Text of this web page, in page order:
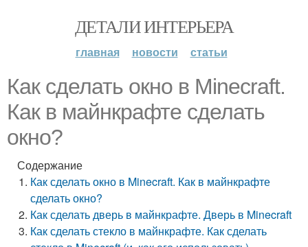
ДЕТАЛИ ИНТЕРЬЕРА
главная новости статьи
Как сделать окно в Minecraft.
Как в майнкрафте сделать
окно?
Содержание
Как сделать окно в Minecraft. Как в майнкрафте
сделать окно?
Как сделать дверь в майнкрафте. Дверь в Minecraft
Как сделать стекло в майнкрафте. Как сделать